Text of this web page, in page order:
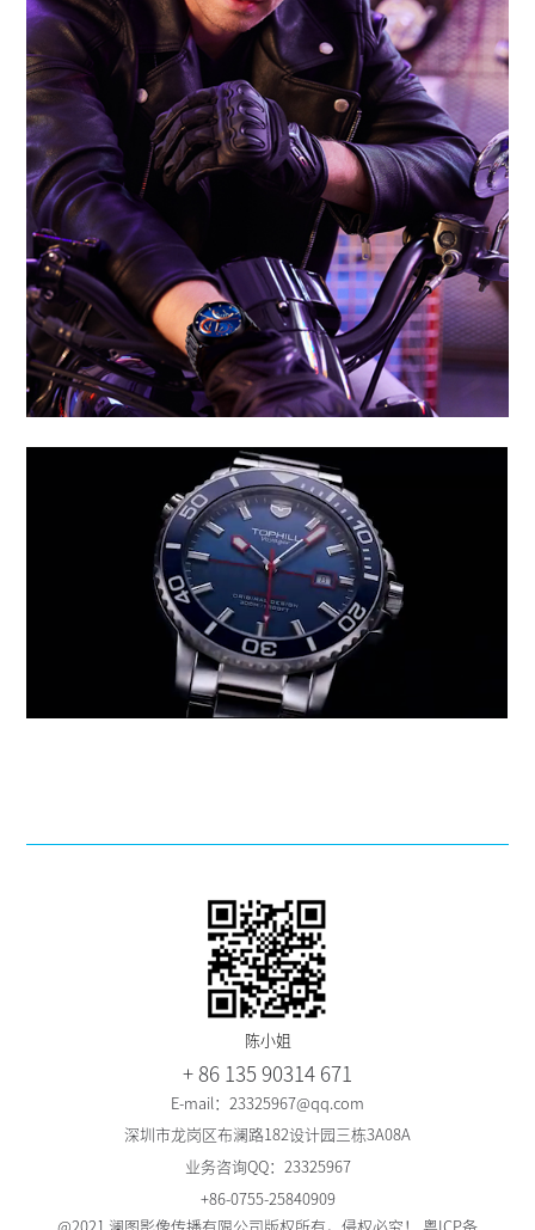
陈小姐
+ 86 135 90314 671
E-mail：23325967@qq.com
深圳市龙岗区布澜路182设计园三栋3A08A
业务咨询QQ：23325967
+86-0755-25840909